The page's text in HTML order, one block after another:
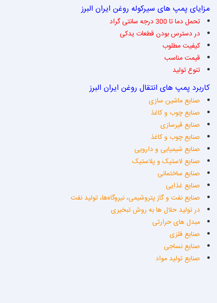
مزایای پمپ های سیرکوله روغن ایران البرز
تحمل دما تا 300 درجه سانتی گراد
در دسترس بودن قطعات یدکی
کیفیت مطلوب
قیمت مناسب
تنوع تولید
کاربرد پمپ های انتقال روغن ایران البرز
صنایع ماشین سازی
صنایع چوب و کاغذ
صنایع قیرسازی
صنایع چوب و کاغذ
صنایع شیمیایی و دارویی
صنایع لاستیک و پلاستیک
صنایع ساختمانی
صنایع غذایی
صنایع نفت و گاز پتروشیمی، نیروگاه‌ها، تولید نفت
در تولید حلال ها به روش تبخیری
مبدل های حرارتی
صنایع فلزی
صنایع نساجی
صنایع تولید مواد